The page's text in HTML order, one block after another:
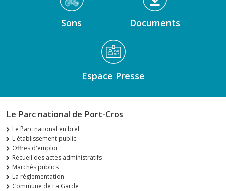
Sons Documents
Espace Presse
Le Parc national de Port-Cros
Le Parc national en bref
L'établissement public
Offres d'emploi
Recueil des actes administratifs
Marchés publics
La réglementation
Commune de La Garde